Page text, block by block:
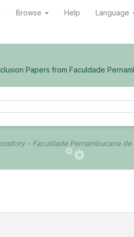
Browse Help Language
Papers from Faculdade
- Faculdade Pernambucana de